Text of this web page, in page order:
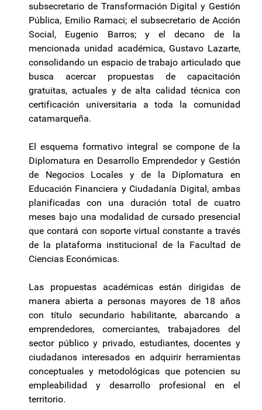
subsecretario de Transformación Digital y Gestión
Pública, Emilio Ramaci; el subsecretario de Acción
Social, Eugenio Barros; y el decano de la
mencionada unidad académica, Gustavo Lazarte,
consolidando un espacio de trabajo articulado que
busca acercar propuestas de capacitación
gratuitas, actuales y de alta calidad técnica con
certificación universitaria a toda la comunidad
catamarqueña.
El esquema formativo integral se compone de la
Diplomatura en Desarrollo Emprendedor y Gestión
de Negocios Locales y de la Diplomatura en
Educación Financiera y Ciudadanía Digital, ambas
planificadas con una duración total de cuatro
meses bajo una modalidad de cursado presencial
que contará con soporte virtual constante a través
de la plataforma institucional de la Facultad de
Ciencias Económicas.
Las propuestas académicas están dirigidas de
manera abierta a personas mayores de 18 años
con título secundario habilitante, abarcando a
emprendedores, comerciantes, trabajadores del
sector público y privado, estudiantes, docentes y
ciudadanos interesados en adquirir herramientas
conceptuales y metodológicas que potencien su
empleabilidad y desarrollo profesional en el
territorio.